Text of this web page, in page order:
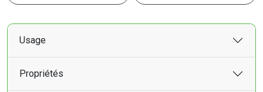
Usage
Propriétés